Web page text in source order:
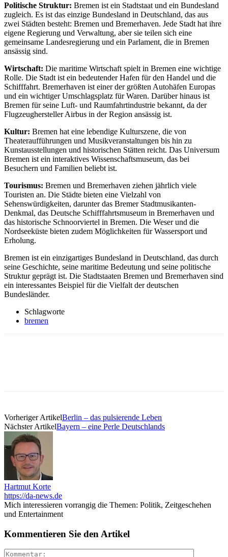
Politische Struktur: Bremen ist ein Stadtstaat und ein Bundesland
zugleich. Es ist das einzige Bundesland in Deutschland, das aus
zwei Städten besteht: Bremen und Bremerhaven. Jede Stadt hat ihre
eigene Regierung und Verwaltung, aber sie teilen sich eine
gemeinsame Landesregierung und ein Parlament, die in Bremen
ansässig sind.
Wirtschaft: Die maritime Wirtschaft spielt in Bremen eine wichtige
Rolle. Die Stadt ist ein bedeutender Hafen für den Handel und die
Schifffahrt. Bremerhaven ist einer der größten Autohäfen Europas
und ein wichtiger Umschlagsplatz für Waren. Darüber hinaus ist
Bremen für seine Luft- und Raumfahrtindustrie bekannt, da der
Flugzeughersteller Airbus in der Region ansässig ist.
Kultur: Bremen hat eine lebendige Kulturszene, die von
Theateraufführungen und Musikveranstaltungen bis hin zu
Kunstausstellungen und historischen Stätten reicht. Das Universum
Bremen ist ein interaktives Wissenschaftsmuseum, das bei
Besuchern und Familien beliebt ist.
Tourismus: Bremen und Bremerhaven ziehen jährlich viele
Touristen an. Die Städte bieten eine Vielzahl von
Sehenswürdigkeiten, darunter das Bremer Stadtmusikanten-
Denkmal, das Deutsche Schifffahrtsmuseum in Bremerhaven und
das historische Schnoorviertel in Bremen. Die Weser und die
Nordseeküste bieten zudem Möglichkeiten für Wassersport und
Erholung.
Bremen ist ein einzigartiges Bundesland in Deutschland, das durch
seine Geschichte, seine maritime Bedeutung und seine politische
Struktur geprägt ist. Die Stadtstaaten Bremen und Bremerhaven sind
ein interessantes Beispiel für die Vielfalt der deutschen
Bundesländer.
Schlagworte
bremen
Vorheriger ArtikelBerlin – das pulsierende Leben
Nächster ArtikelBayern – eine Perle Deutschlands
Hartmut Korte
https://da-news.de
Mich interessieren vorrangig die Themen: Politik, Zeitgeschehen
und Entertainment
Kommentieren Sie den Artikel